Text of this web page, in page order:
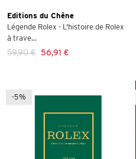
Editions du Chêne
Légende Rolex - L'histoire de Rolex
à trave...
59,90 € 56,91 €
-5%